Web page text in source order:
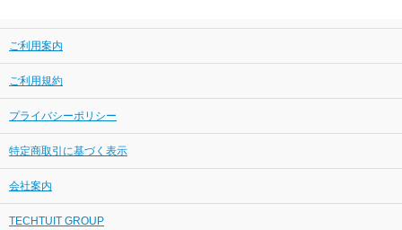
ご利用案内
ご利用規約
プライバシーポリシー
特定商取引に基づく表示
会社案内
TECHTUIT GROUP